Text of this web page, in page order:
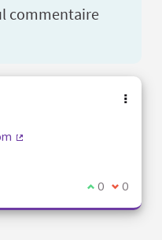
commentaire
Je suis
0 Je ne
0